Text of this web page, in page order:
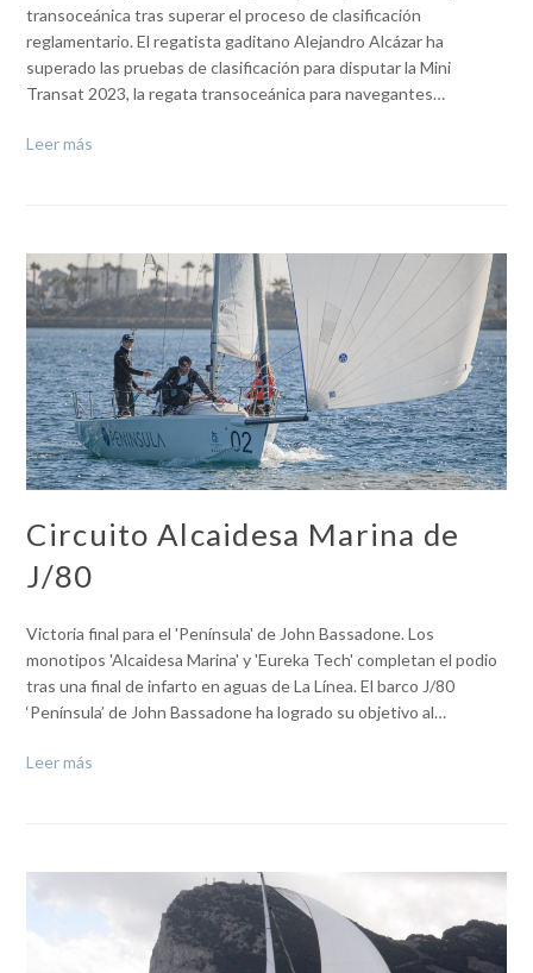
transoceánica tras superar el proceso de clasificación
reglamentario. El regatista gaditano Alejandro Alcázar ha
superado las pruebas de clasificación para disputar la Mini
Transat 2023, la regata transoceánica para navegantes…
Leer más
Circuito Alcaidesa Marina de
J/80
Victoria final para el 'Península' de John Bassadone. Los
monotipos 'Alcaidesa Marina' y 'Eureka Tech' completan el podio
tras una final de infarto en aguas de La Línea. El barco J/80
‘Península’ de John Bassadone ha logrado su objetivo al…
Leer más